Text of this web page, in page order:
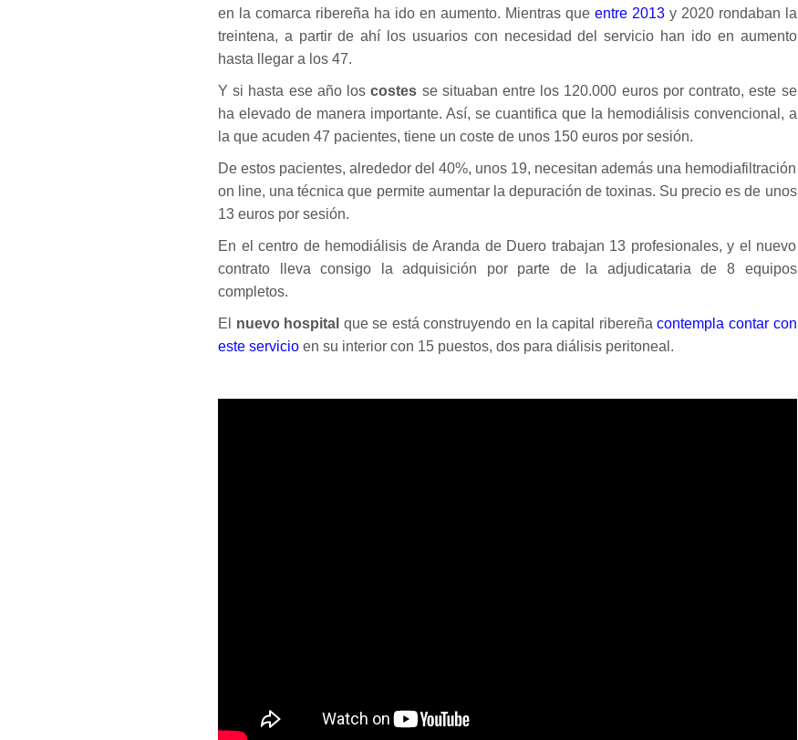
en la comarca ribereña ha ido en aumento. Mientras queentre 2013y 2020 rondaban la
treintena, a partir de ahí los usuarios con necesidad del servicio han ido en aumento
hasta llegar a los 47.
Y si hasta ese año loscostes se situaban entre los 120.000 euros por contrato, este se
ha elevado de manera importante. Así, se cuantifica que la hemodiálisis convencional, a
la que acuden 47 pacientes, tiene un coste de unos 150 euros por sesión.
De estos pacientes, alrededor del 40%, unos 19, necesitan además una hemodiafiltración
on line, una técnica que permite aumentar la depuración de toxinas. Su precio es de unos
13 euros por sesión.
En el centro de hemodiálisis de Aranda de Duero trabajan 13 profesionales, y el nuevo
contrato lleva consigo la adquisición por parte de la adjudicataria de 8 equipos
completos.
El nuevo hospital que se está construyendo en la capital ribereñacontempla contar con
este servicio en su interior con 15 puestos, dos para diálisis peritoneal.